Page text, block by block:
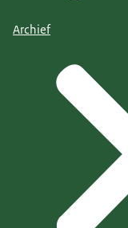
Archief